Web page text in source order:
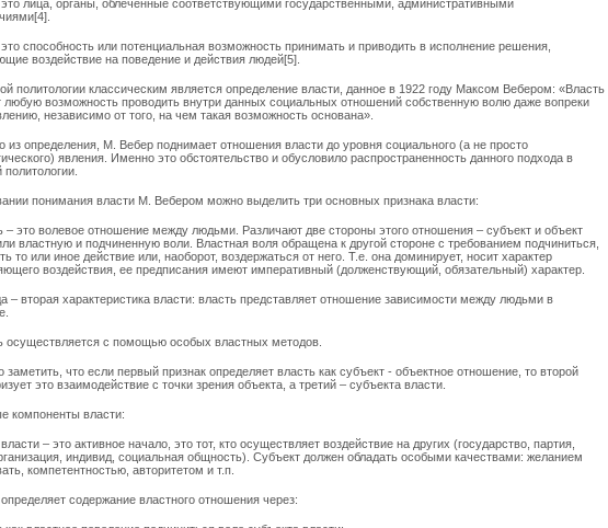
это лица, органы, облеченные соответствующими государственными, административными
способность или потенциальная возможность принимать и приводить в исполнение решения,
воздействие на поведение и действия людей[5].
политологии классическим является определение власти, данное в 1922 году Максом Вебером: «Власть
любую возможность проводить внутри данных социальных отношений собственную волю даже вопреки
независимо от того, на чем такая возможность основана».
из определения, М. Вебер поднимает отношения власти до уровня социального (а не просто
явления. Именно это обстоятельство и обусловило распространенность данного подхода в
политологии.
понимания власти М. Вебером можно выделить три основных признака власти:
– это волевое отношение между людьми. Различают две стороны этого отношения – субъект и объект
властную и подчиненную воли. Властная воля обращена к другой стороне с требованием подчиниться,
то или иное действие или, наоборот, воздержаться от него. Т.е. она доминирует, носит характер
воздействия, ее предписания имеют императивный (долженствующий, обязательный) характер.
– вторая характеристика власти: власть представляет отношение зависимости между людьми в
осуществляется с помощью особых властных методов.
заметить, что если первый признак определяет власть как субъект - объектное отношение, то второй
это взаимодействие с точки зрения объекта, а третий – субъекта власти.
компоненты власти:
– это активное начало, это тот, кто осуществляет воздействие на других (государство, партия,
индивид, социальная общность). Субъект должен обладать особыми качествами: желанием
компетентностью, авторитетом и т.п.
содержание властного отношения через: